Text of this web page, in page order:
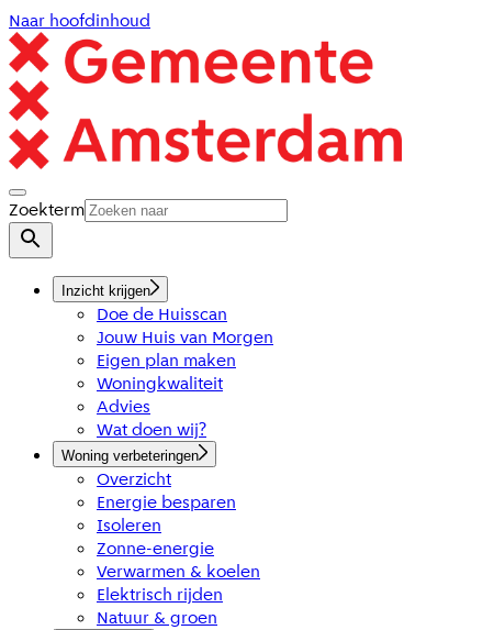
Naar hoofdinhoud
Zoekterm
Inzicht krijgen
Doe de Huisscan
Jouw Huis van Morgen
Eigen plan maken
Woningkwaliteit
Advies
Wat doen wij?
Woning verbeteringen
Overzicht
Energie besparen
Isoleren
Zonne-energie
Verwarmen & koelen
Elektrisch rijden
Natuur & groen